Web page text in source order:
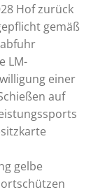
Hof zurück
gemäß
LM-
einer
auf
gelbe